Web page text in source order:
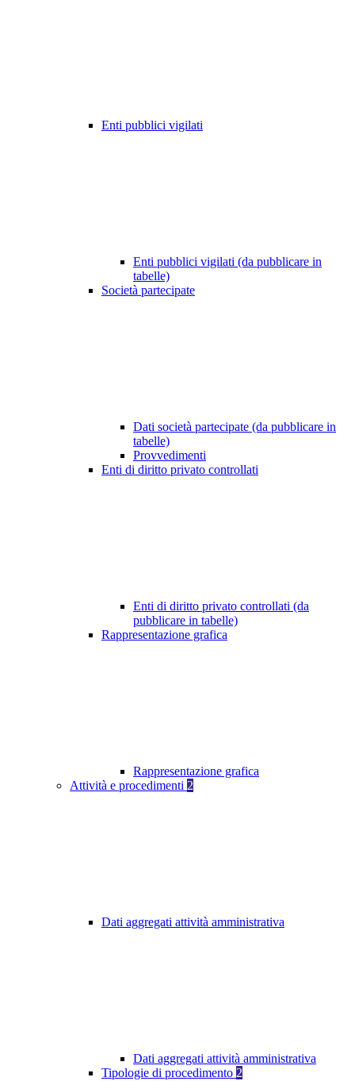
Enti pubblici vigilati
Enti pubblici vigilati (da pubblicare in
tabelle)
Società partecipate
Dati società partecipate (da pubblicare in
tabelle)
Provvedimenti
Enti di diritto privato controllati
Enti di diritto privato controllati (da
pubblicare in tabelle)
Rappresentazione grafica
Rappresentazione grafica
Attività e procedimenti 2
Dati aggregati attività amministrativa
Dati aggregati attività amministrativa
Tipologie di procedimento 2